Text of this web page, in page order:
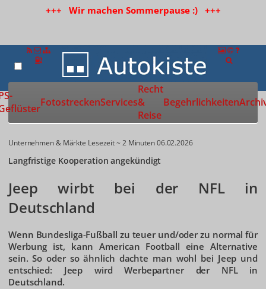
+++ Wir machen Sommerpause :) +++
Zur Startseite
FotostreckenServices
Recht
&
Reise
Begehrlichkeiten
Unternehmen & Märkte Lesezeit ~ 2 Minuten06.02.2026
Langfristige Kooperation angekündigt
Jeep wirbt bei der NFL in
Deutschland
Wenn Bundesliga-Fußball zu teuer und/oder zu normal für
Werbung ist, kann American Football eine Alternative
sein. So oder so ähnlich dachte man wohl bei Jeep und
entschied: Jeep wird Werbepartner der NFL in
Deutschland.